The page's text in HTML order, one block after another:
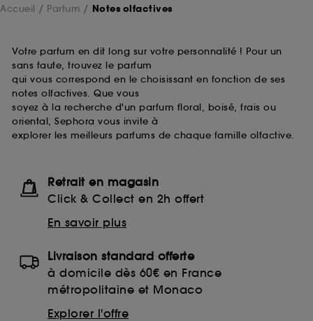
Accueil Parfum Notes olfactives
Votre parfum en dit long sur votre personnalité ! Pour un
sans faute, trouvez le parfum
qui vous correspond en le choisissant en fonction de ses
notes olfactives. Que vous
soyez à la recherche d'un parfum floral, boisé, frais ou
oriental, Sephora vous invite à
explorer les meilleurs parfums de chaque famille olfactive.
Retrait en magasin
Click & Collect en 2h offert
En savoir plus
Livraison standard offerte
à domicile dès 60€ en France
métropolitaine et Monaco
Explorer l'offre